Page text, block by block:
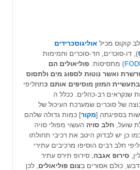
קוקוס מכיל אוליגוסכרידים
), דו-סוכרים, חד-סוכרים וחמימות
) מתסיסות. פוליאולים הם
ואשר נוטות לספוג מים ולתסוס
המזון מוסיפים אותם כתחליפי
שנקראים רב-כהלים. ככלל ה
של סוכרים שמערכת העיכול של
בספיגתה [מקור] כמות גדולה שלהם
שועל, חלב סויה העשוי מפולי סויה
כן יש לבדוק היטב את רכיבי תחולתו
חלב רבים הוסיפו מרכיבים עתירי
סירופ אגבה , סירופ תירס עתיר
כולם אסורים בצום פוליאולים , לכן